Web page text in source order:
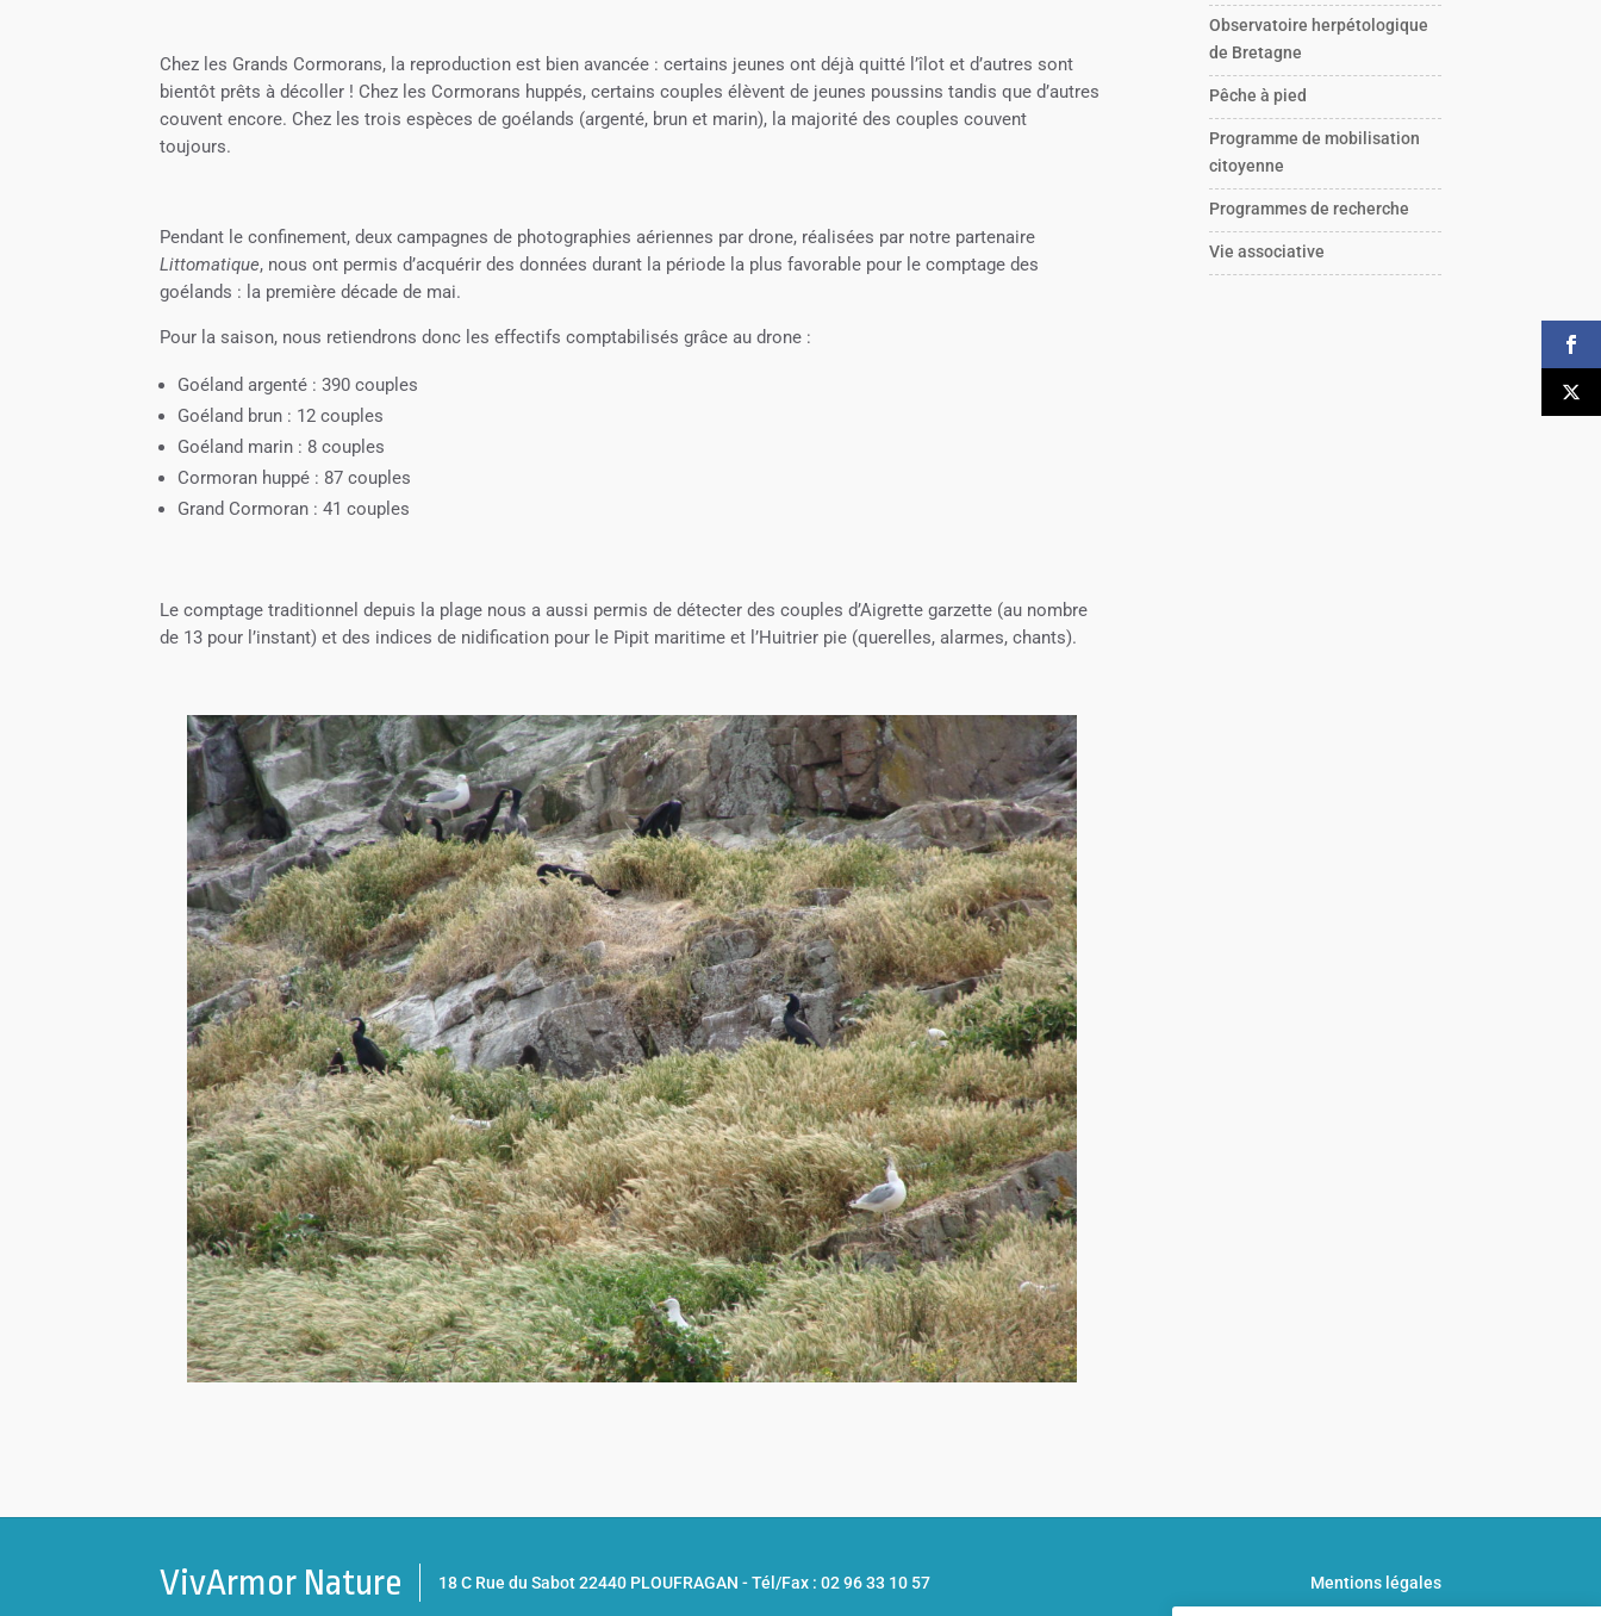
Chez les Grands Cormorans, la reproduction est bien avancée : certains jeunes ont déjà quitté l’îlot et d’autres sont
bientôt prêts à décoller ! Chez les Cormorans huppés, certains couples élèvent de jeunes poussins tandis que d’autres
couvent encore. Chez les trois espèces de goélands (argenté, brun et marin), la majorité des couples couvent
toujours.
Pendant le confinement, deux campagnes de photographies aériennes par drone, réalisées par notre partenaire
Littomatique, nous ont permis d’acquérir des données durant la période la plus favorable pour le comptage des
goélands : la première décade de mai.
Pour la saison, nous retiendrons donc les effectifs comptabilisés grâce au drone :
Goéland argenté : 390 couples
Goéland brun : 12 couples
Goéland marin : 8 couples
Cormoran huppé : 87 couples
Grand Cormoran : 41 couples
Le comptage traditionnel depuis la plage nous a aussi permis de détecter des couples d’Aigrette garzette (au nombre
de 13 pour l’instant) et des indices de nidification pour le Pipit maritime et l’Huitrier pie (querelles, alarmes, chants).
Observatoire herpétologique
de Bretagne
Pêche à pied
Programme de mobilisation
citoyenne
Programmes de recherche
Vie associative
VivArmor Nature 18 C Rue du Sabot 22440 PLOUFRAGAN -Tél/Fax : 02 96 33 10 57 Mentions légales